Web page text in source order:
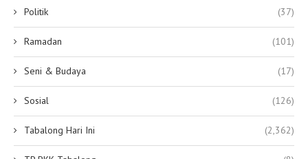
Politik (37)
Ramadan (101)
Seni & Budaya (17)
Sosial (126)
Tabalong Hari Ini (2,362)